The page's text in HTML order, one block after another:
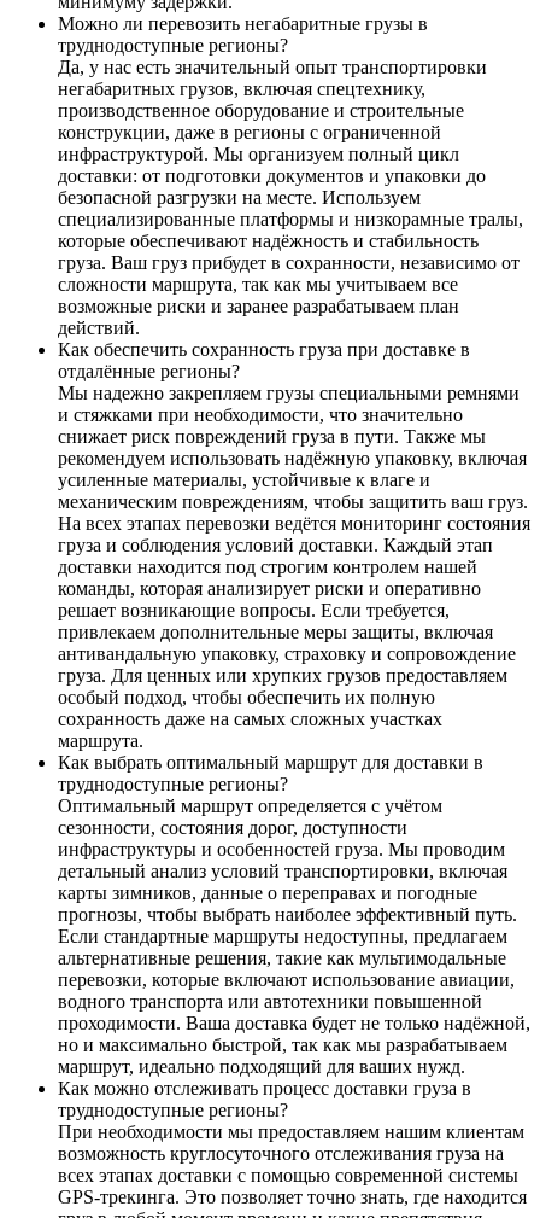
Можно ли перевозить негабаритные грузы в
труднодоступные регионы?
Да, у нас есть значительный опыт транспортировки
негабаритных грузов, включая спецтехнику,
производственное оборудование и строительные
конструкции, даже в регионы с ограниченной
инфраструктурой. Мы организуем полный цикл
доставки: от подготовки документов и упаковки до
безопасной разгрузки на месте. Используем
специализированные платформы и низкорамные тралы,
которые обеспечивают надёжность и стабильность
груза. Ваш груз прибудет в сохранности, независимо от
сложности маршрута, так как мы учитываем все
возможные риски и заранее разрабатываем план
действий.
Как обеспечить сохранность груза при доставке в
отдалённые регионы?
Мы надежно закрепляем грузы специальными ремнями
и стяжками при необходимости, что значительно
снижает риск повреждений груза в пути. Также мы
рекомендуем использовать надёжную упаковку, включая
усиленные материалы, устойчивые к влаге и
механическим повреждениям, чтобы защитить ваш груз.
На всех этапах перевозки ведётся мониторинг состояния
груза и соблюдения условий доставки. Каждый этап
доставки находится под строгим контролем нашей
команды, которая анализирует риски и оперативно
решает возникающие вопросы. Если требуется,
привлекаем дополнительные меры защиты, включая
антивандальную упаковку, страховку и сопровождение
груза. Для ценных или хрупких грузов предоставляем
особый подход, чтобы обеспечить их полную
сохранность даже на самых сложных участках
маршрута.
Как выбрать оптимальный маршрут для доставки в
труднодоступные регионы?
Оптимальный маршрут определяется с учётом
сезонности, состояния дорог, доступности
инфраструктуры и особенностей груза. Мы проводим
детальный анализ условий транспортировки, включая
карты зимников, данные о переправах и погодные
прогнозы, чтобы выбрать наиболее эффективный путь.
Если стандартные маршруты недоступны, предлагаем
альтернативные решения, такие как мультимодальные
перевозки, которые включают использование авиации,
водного транспорта или автотехники повышенной
проходимости. Ваша доставка будет не только надёжной,
но и максимально быстрой, так как мы разрабатываем
маршрут, идеально подходящий для ваших нужд.
Как можно отслеживать процесс доставки груза в
труднодоступные регионы?
При необходимости мы предоставляем нашим клиентам
возможность круглосуточного отслеживания груза на
всех этапах доставки с помощью современной системы
GPS-трекинга. Это позволяет точно знать, где находится